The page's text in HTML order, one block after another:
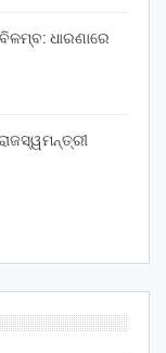
ଧାରଣାରେ